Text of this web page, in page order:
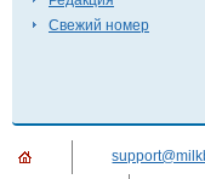
Свежий номер